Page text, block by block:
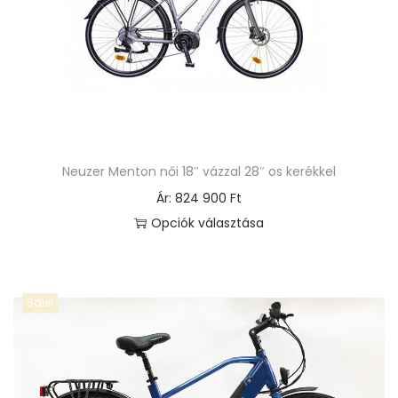
Neuzer Menton női 18″ vázzal 28″ os kerékkel
Ár: 824 900 Ft
Opciók választása
a
Sale!